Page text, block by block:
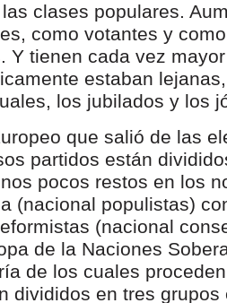
clases populares.
como votantes y
Y tienen cada vez
estaban
los jubilados y los
que salió de las
partidos están
pocos restos en los
(nacional populistas)
(nacional
de la Naciones
de los cuales
divididos en tres grupos